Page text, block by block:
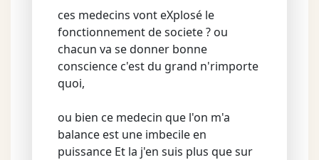
ces medecins vont eXplosé le
fonctionnement de societe ? ou
chacun va se donner bonne
conscience c'est du grand n'rimporte
quoi,
ou bien ce medecin que l'on m'a
balance est une imbecile en
puissance Et la j'en suis plus que sur